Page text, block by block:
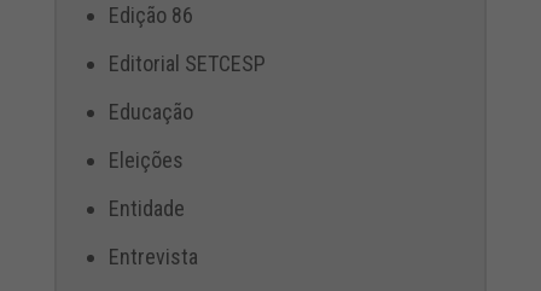
Edição 86
Editorial SETCESP
Educação
Eleições
Entidade
Entrevista